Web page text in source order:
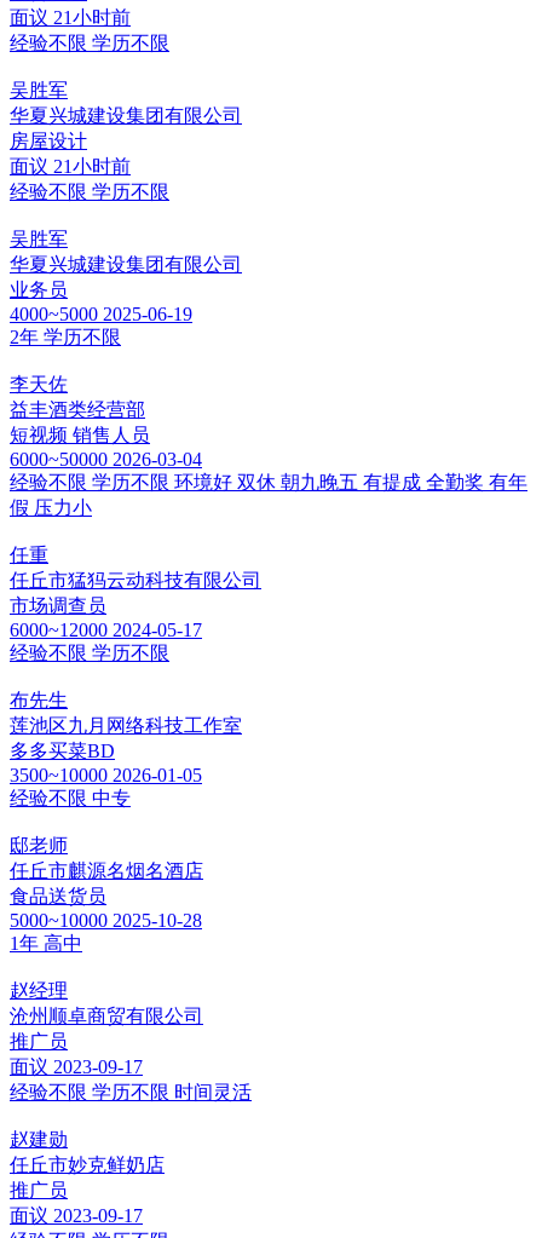
面议 21小时前
经验不限 学历不限
吴胜军
华夏兴城建设集团有限公司
房屋设计
面议 21小时前
经验不限 学历不限
吴胜军
华夏兴城建设集团有限公司
业务员
4000~5000 2025-06-19
2年 学历不限
李天佐
益丰酒类经营部
短视频 销售人员
6000~50000 2026-03-04
经验不限 学历不限 环境好 双休 朝九晚五 有提成 全勤奖 有年
假 压力小
任重
任丘市猛犸云动科技有限公司
市场调查员
6000~12000 2024-05-17
经验不限 学历不限
布先生
莲池区九月网络科技工作室
多多买菜BD
3500~10000 2026-01-05
经验不限 中专
邸老师
任丘市麒源名烟名酒店
食品送货员
5000~10000 2025-10-28
1年 高中
赵经理
沧州顺卓商贸有限公司
推广员
面议 2023-09-17
经验不限 学历不限 时间灵活
赵建勋
任丘市妙克鲜奶店
推广员
面议 2023-09-17